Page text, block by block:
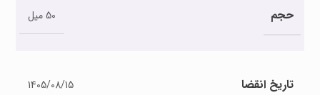
حجم 50 میل
تاریخ انقضا 1405/08/15